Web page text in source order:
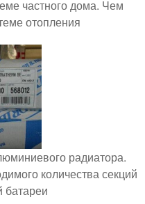
частного дома. Чем
отопления
радиатора.
количества секций
батареи